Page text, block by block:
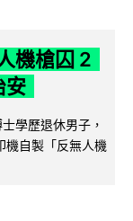
機槍囚 2
安
學歷退休男子，
機自製「反無人機